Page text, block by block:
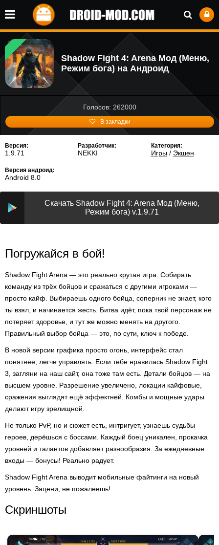
Shadow Fight 4: Arena Мод (Меню,
Режим бога) на Андроид
Голосов: 262000
В закладки
Версия:
1.9.71
Разработчик:
NEKKI
Категория:
Игры/ Экшен
Версия андроид:
Android 8.0
Скачать Shadow Fight 4: Arena Мод (Меню,
Режим бога) v.1.9.71
Погружайся в бой!
Shadow Fight Arena — это реально крутая игра. Собирать
команду из трёх бойцов и сражаться с другими игроками —
просто кайф. Выбираешь одного бойца, соперник не знает, кого
ты взял, и начинается жесть. Битва идёт, пока твой персонаж не
потеряет здоровье, и тут же можно менять на другого.
Правильный выбор бойца — это, по сути, ключ к победе.
В новой версии графика просто огонь, интерфейс стал
понятнее, легче управлять. Если тебе нравилась Shadow Fight
3, загляни на наш сайт, она тоже там есть. Детали бойцов — на
высшем уровне. Разрешение увеличено, локации кайфовые,
сражения выглядят ещё эффектней. Комбы и мощные удары
делают игру зрелищной.
Не только PvP, но и сюжет есть, интригует, узнаешь судьбы
героев, дерёшься с боссами. Каждый боец уникален, прокачка
уровней и талантов добавляет разнообразия. За ежедневные
входы — бонусы! Реально радует.
Shadow Fight Arena выводит мобильные файтинги на новый
уровень. Зацени, не пожалеешь!
Скриншоты